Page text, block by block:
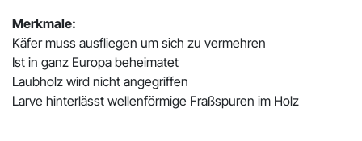
Merkmale:
Käfer muss ausfliegen um sich zu vermehren
Ist in ganz Europa beheimatet
Laubholz wird nicht angegriffen
Larve hinterlässt wellenförmige Fraßspuren im Holz